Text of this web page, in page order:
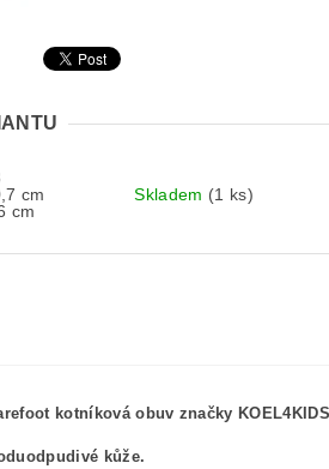
cm
cm
Skladem (1 ks)
kotníková obuv značky KOEL4KIDS
kůže.